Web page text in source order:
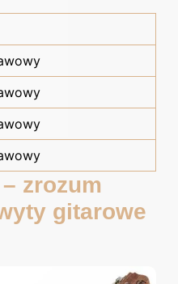
zrozum
gitarowe